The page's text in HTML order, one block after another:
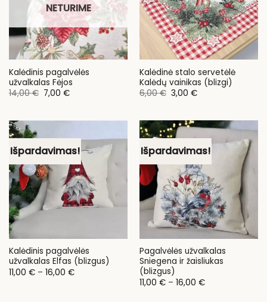
NETURIME
Kalėdinis pagalvėlės
užvalkalas Fėjos
14,00€ Original
price
7,00 €Current
Kalėdinė stalo servetėlė
Kalėdų vainikas (blizgi)
6,00€ Original
price
3,00 €Current
Išpardavimas!
Kalėdinis pagalvėlės
užvalkalas Elfas (blizgus)
11,00 € – 16,00 €Price
Išpardavimas!
Pagalvėlės užvalkalas
Sniegena ir žaisliukas
(blizgus)
11,00 € – 16,00 €Price